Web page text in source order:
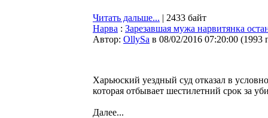
Читать дальше... | 2433 байт
Нарва : Зарезавшая мужа нарвитянка
Автор: OllySa в 08/02/2016 07:20:00 (1993
Харьюский уездный суд отказал в
которая отбывает шестилетний срок за
Далее...